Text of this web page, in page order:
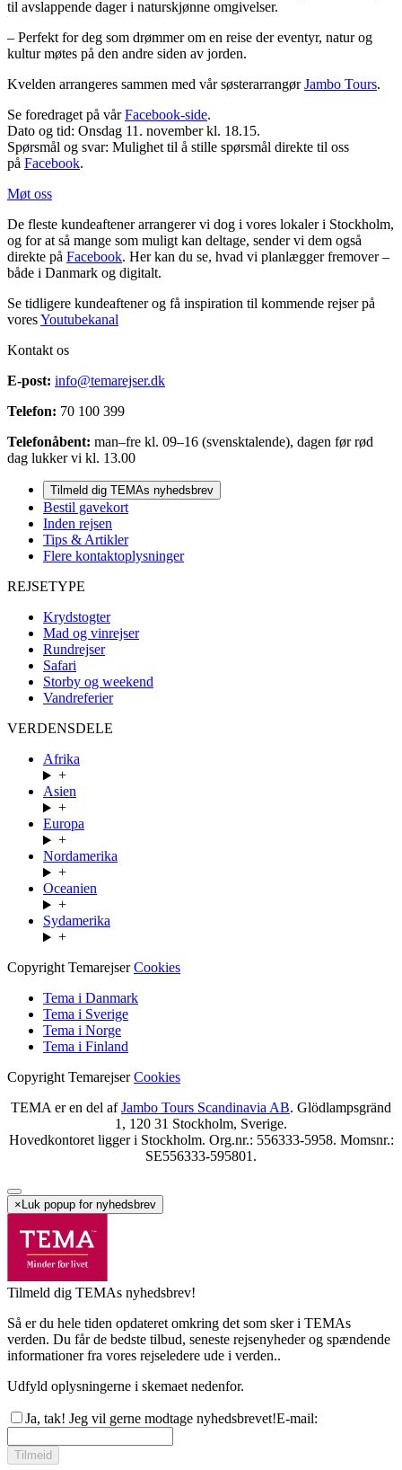
til avslappende dager i naturskjønne omgivelser.
– Perfekt for deg som drømmer om en reise der eventyr, natur og
kultur møtes på den andre siden av jorden.
Kvelden arrangeres sammen med vår søsterarrangørJambo Tours.
Se foredraget på vårFacebook-side.
Dato og tid: Onsdag 11. november kl. 18.15.
Spørsmål og svar: Mulighet til å stille spørsmål direkte til oss
på Facebook.
Møt oss
De fleste kundeaftener arrangerer vi dog i vores lokaler i Stockholm,
og for at så mange som muligt kan deltage, sender vi dem også
direkte på Facebook. Her kan du se, hvad vi planlægger fremover –
både i Danmark og digitalt.
Se tidligere kundeaftener og få inspiration til kommende rejser på
voresYoutubekanal
Kontakt os
E-post: info@temarejser.dk
Telefon: 70 100 399
Telefonåbent: man–fre kl. 09–16 (svensktalende), dagen før rød
dag lukker vi kl. 13.00
Tilmeld dig TEMAs nyhedsbrev
Bestil gavekort
Inden rejsen
Tips & Artikler
Flere kontaktoplysninger
REJSETYPE
Krydstogter
Mad og vinrejser
Rundrejser
Safari
Storby og weekend
Vandreferier
VERDENSDELE
Afrika
+
Asien
+
Europa
+
Nordamerika
+
Oceanien
+
Sydamerika
+
Copyright TemarejserCookies
Tema i Danmark
Tema i Sverige
Tema i Norge
Tema i Finland
Copyright TemarejserCookies
TEMA er en del afJambo Tours Scandinavia AB. Glödlampsgränd
1, 120 31 Stockholm, Sverige.
Hovedkontoret ligger i Stockholm. Org.nr.: 556333-5958. Momsnr.:
SE556333-595801.
× Luk popup for nyhedsbrev
Tilmeld dig TEMAs nyhedsbrev!
Så er du hele tiden opdateret omkring det som sker i TEMAs
verden. Du får de bedste tilbud, seneste rejsenyheder og spændende
informationer fra vores rejseledere ude i verden..
Udfyld oplysningerne i skemaet nedenfor.
Ja, tak! Jeg vil gerne modtage nyhedsbrevet!E-mail:
Tilmeid